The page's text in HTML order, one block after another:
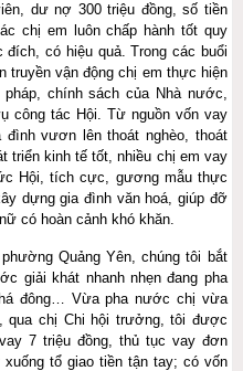
dư nợ 300 triệu đồng, số tiền
chị em luôn chấp hành tốt quy
có hiệu quả. Trong các buổi
truyền vận động chị em thực hiện
chính sách của Nhà nước,
công tác Hội. Từ nguồn vốn vay
vươn lên thoát nghèo, thoát
triển kinh tế tốt, nhiều chị em vay
Hội, tích cực, gương mẫu thực
dựng gia đình văn hoá, giúp đỡ
có hoàn cảnh khó khăn.
Quảng Yên, chúng tôi bắt
giải khát nhanh nhẹn đang pha
đông… Vừa pha nước chị vừa
qua chị Chi hội trưởng, tôi được
7 triệu đồng, thủ tục vay đơn
tổ giao tiền tận tay; có vốn